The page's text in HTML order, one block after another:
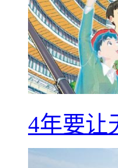
4年要让